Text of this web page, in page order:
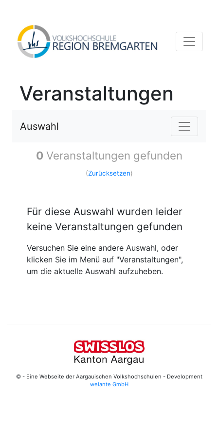
Veranstaltungen
Auswahl
0 Veranstaltungen gefunden
(Zurücksetzen)
Für diese Auswahl wurden leider
keine Veranstaltungen gefunden
Versuchen Sie eine andere Auswahl, oder
klicken Sie im Menü auf "Veranstaltungen",
um die aktuelle Auswahl aufzuheben.
© - Eine Webseite der Aargauischen Volkshochschulen - Development
welante GmbH